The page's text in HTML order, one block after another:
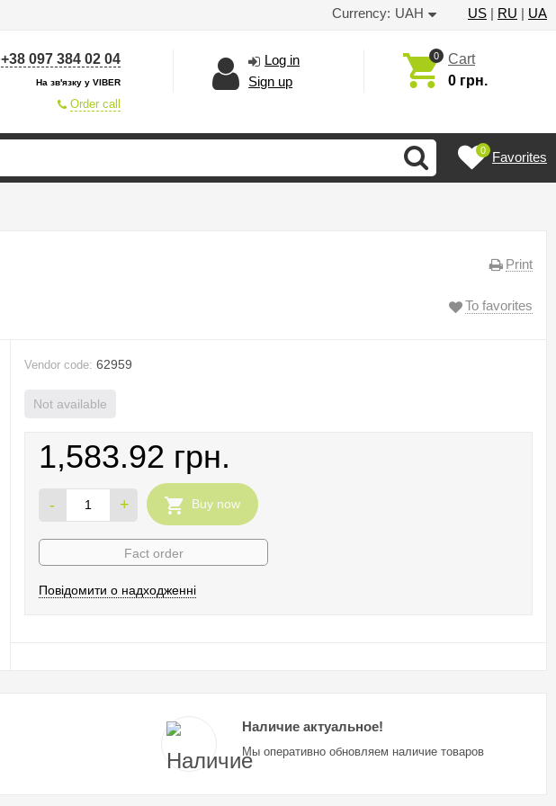
Currency: UAH US | RU | UA
+38 097 384 02 04
На зв'язку у VIBER
Order call
Log in
Sign up
0
Cart
0 грн.
0 Favorites
Print
To favorites
Vendor code: 62959
Not available
1,583.92 грн.
- + Buy now
Fact order
Повідомити о надходженні
Наличие актуальное!
Мы оперативно обновляем наличие товаров